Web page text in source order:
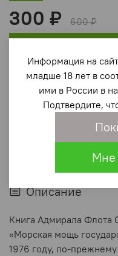
300 ₽
600 ₽
Описание
Книга Адмирала Флота
«Морская мощь
1976 году, по-
Информация на
младше 18 лет в
ими в России в
Подтвердите,
Мне